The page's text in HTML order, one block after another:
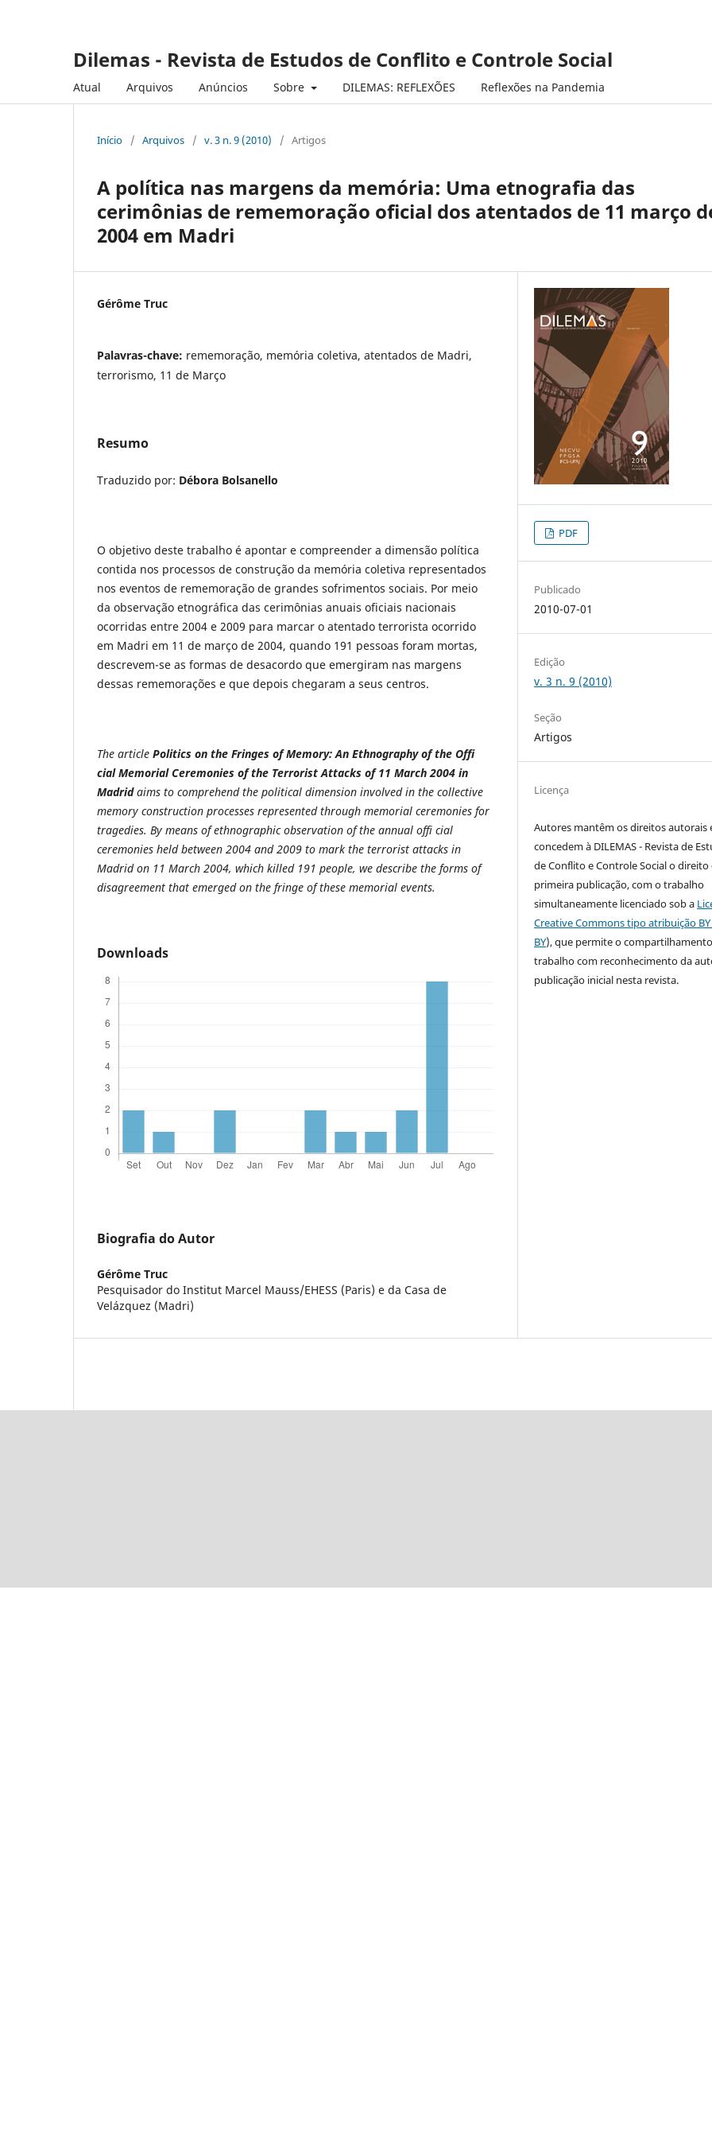
Dilemas - Revista de Estudos de Conflito e Controle Social
Atual Arquivos Anúncios Sobre DILEMAS: REFLEXÕES Reflexões na Pandemia
Início / Arquivos / v. 3 n. 9 (2010) / Artigos
A política nas margens da memória: Uma etnografia das
cerimônias de rememoração oficial dos atentados de 11 março
2004 em Madri
Gérôme Truc
Palavras-chave: rememoração, memória coletiva, atentados de Madri,
terrorismo, 11 de Março
Resumo
Traduzido por: Débora Bolsanello
O objetivo deste trabalho é apontar e compreender a dimensão política
contida nos processos de construção da memória coletiva representados
nos eventos de rememoração de grandes sofrimentos sociais. Por meio
da observação etnográfica das cerimônias anuais oficiais nacionais
ocorridas entre 2004 e 2009 para marcar o atentado terrorista ocorrido
em Madri em 11 de março de 2004, quando 191 pessoas foram mortas,
descrevem-se as formas de desacordo que emergiram nas margens
dessas rememorações e que depois chegaram a seus centros.
The article Politics on the Fringes of Memory: An Ethnography of the Offi
cial Memorial Ceremonies of the Terrorist Attacks of 11 March 2004 in
Madridaims to comprehend the political dimension involved in the collective
memory construction processes represented through memorial ceremonies for
tragedies. By means of ethnographic observation of the annual offi cial
ceremonies held between 2004 and 2009 to mark the terrorist attacks in
Madridon 11 March 2004, which killed 191 people, we describe the forms of
disagreement that emergedon the fringe of these memorial events.
Downloads
Biografia do Autor
Gérôme Truc
Pesquisador do Institut Marcel Mauss/EHESS (Paris) e da Casa de
Velázquez (Madri)
PDF
Publicado
2010-07-01
Edição
v. 3 n. 9 (2010)
Seção
Artigos
Licença
Autores mantêm os direitos autorais
concedem à DILEMAS - Revista de
de Conflito e Controle Social o direito
primeira publicação, com o trabalho
simultaneamente licenciado sob a
Creative Commons tipo atribuição BY
BY), que permite o
trabalho com reconhecimento da
publicação inicial nesta revista.